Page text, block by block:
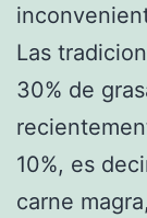
Las
30% de
10%, es
carne